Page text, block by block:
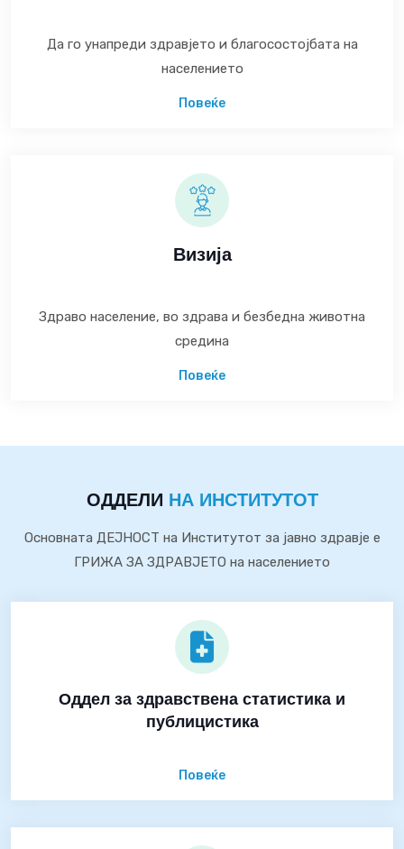
Да го унапреди здравјето и благосостојбата на
населението
Повеќе
Визија
Здраво население, во здрава и безбедна животна
средина
Повеќе
ОДДЕЛИ НА ИНСТИТУТОТ
Основната ДЕЈНОСТ на Институтот за јавно здравје е
ГРИЖА ЗА ЗДРАВЈЕТО на населението
Оддел за здравствена статистика и
публицистика
Повеќе